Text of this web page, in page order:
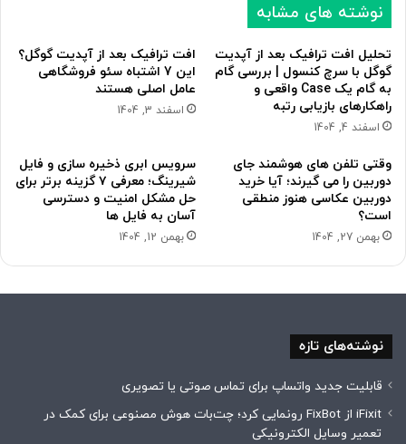
نوشته های مشابه
تحلیل افت ترافیک بعد از آپدیت
گوگل با سرچ کنسول | بررسی گام
به گام یک Case واقعی و
راهکارهای بازیابی رتبه
اسفند 4, 1404
افت ترافیک بعد از آپدیت گوگل؟
این 7 اشتباه سئو فروشگاهی
عامل اصلی هستند
اسفند 3, 1404
وقتی تلفن های هوشمند جای
دوربین را می گیرند؛ آیا خرید
دوربین عکاسی هنوز منطقی
است؟
بهمن 27, 1404
سرویس ابری ذخیره سازی و فایل
شیرینگ؛ معرفی ۷ گزینه برتر برای
حل مشکل امنیت و دسترسی
آسان به فایل ها
بهمن 12, 1404
نوشته‌های تازه
قابلیت جدید واتساپ برای تماس صوتی یا تصویری
iFixit از FixBot رونمایی کرد؛ چت‌بات هوش مصنوعی برای کمک در
تعمیر وسایل الکترونیکی